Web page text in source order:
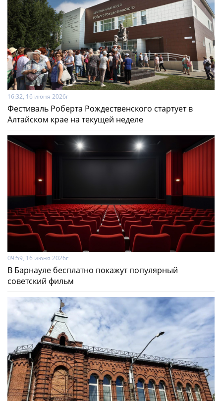
16:32, 16 июня 2026г
Фестиваль Роберта Рождественского стартует в
Алтайском крае на текущей неделе
09:59, 16 июня 2026г
В Барнауле бесплатно покажут популярный
советский фильм